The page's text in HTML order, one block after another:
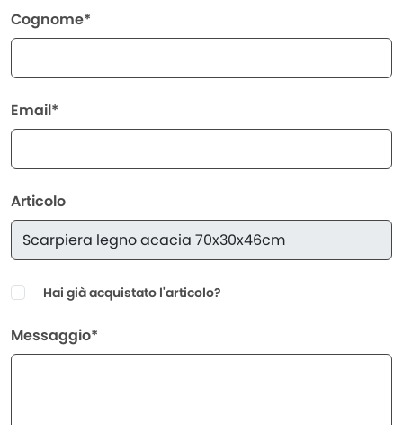
Cognome*
Email*
Articolo
Hai già acquistato l'articolo?
Messaggio*